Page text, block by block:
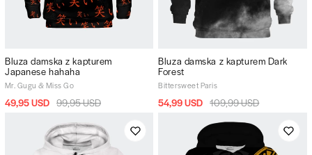
Bluza damska z kapturem
Japanese hahaha
Mr. Gugu & Miss Go
49,95 USD 99,95 USD
Bluza damska z kapturem Dark
Forest
Bittersweet Paris
54,99 USD 109,99 USD